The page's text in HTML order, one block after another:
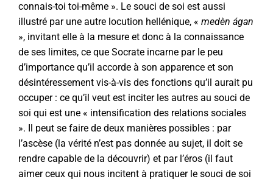
connais-toi toi-même ». Le souci de soi est aussi
illustré par une autre locution hellénique, « medèn ágan
», invitant elle à la mesure et donc à la connaissance
de ses limites, ce que Socrate incarne par le peu
d’importance qu’il accorde à son apparence et son
désintéressement vis-à-vis des fonctions qu’il aurait pu
occuper : ce qu’il veut est inciter les autres au souci de
soi qui est une « intensification des relations sociales
». Il peut se faire de deux manières possibles : par
l’ascèse (la vérité n’est pas donnée au sujet, il doit se
rendre capable de la découvrir) et par l’éros (il faut
aimer ceux qui nous incitent à pratiquer le souci de soi